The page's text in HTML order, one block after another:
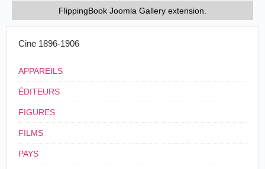
FlippingBook Joomla Gallery extension.
Cine 1896-1906
APPAREILS
ÉDITEURS
FIGURES
FILMS
PAYS